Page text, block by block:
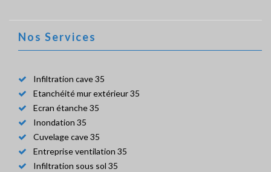
Nos Services
Infiltration cave 35
Etanchéité mur extérieur 35
Ecran étanche 35
Inondation 35
Cuvelage cave 35
Entreprise ventilation 35
Infiltration sous sol 35